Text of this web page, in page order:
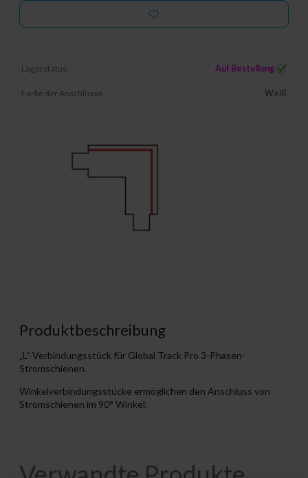
Lagerstatus: Auf Bestellung
Farbe der Anschlüsse Weiß
Produktbeschreibung
„L“-Verbindungsstück für Global Track Pro 3-Phasen-
Stromschienen.
Winkelverbindungsstücke ermöglichen den Anschluss von
Stromschienen im 90° Winkel.